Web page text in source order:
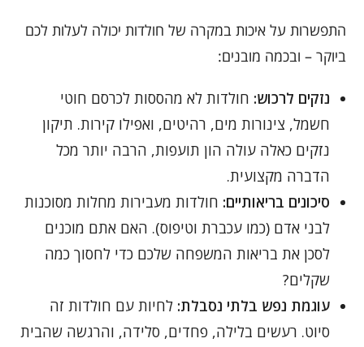
התפשרות על איכות במקרה של חולדות יכולה לעלות לכם
ביוקר – ובכמה מובנים:
נזקים לרכוש: חולדות לא מהססות לכרסם חוטי
חשמל, צינורות מים, רהיטים, ואפילו קירות. תיקון
נזקים כאלה עולה הון תועפות, הרבה יותר מכל
הדברה מקצועית.
סיכונים בריאותיים: חולדות מעבירות מחלות מסוכנות
לבני אדם (כמו עכברת וטיפוס). האם אתם מוכנים
לסכן את בריאות המשפחה שלכם כדי לחסוך כמה
שקלים?
עוגמת נפש בלתי נסבלת: לחיות עם חולדות זה
סיוט. רעשים בלילה, פחדים, סלידה, והרגשה שהבית